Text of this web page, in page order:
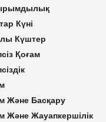
Күні
Күштер
Қоғам
Және Басқару
Және Жауапкершілік